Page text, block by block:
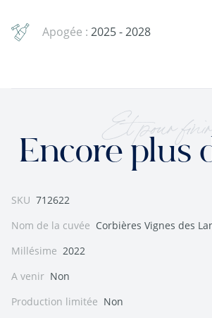
Apogée : 2025 - 2028
Et pour finir
Encore plus
SKU 712622
Nom de la cuvée Corbières Vignes des
Millésime 2022
A venir Non
Production limitée Non